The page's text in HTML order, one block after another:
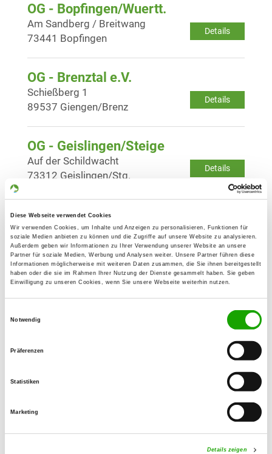
Diese Webseite verwendet Cookies
Wir verwenden Cookies, um Inhalte und Anzeigen zu personalisieren, Funktionen für
soziale Medien anbieten zu können und die Zugriffe auf unsere Website zu analysieren.
Außerdem geben wir Informationen zu Ihrer Verwendung unserer Website an unsere
Partner für soziale Medien, Werbung und Analysen weiter. Unsere Partner führen diese
Informationen möglicherweise mit weiteren Daten zusammen, die Sie ihnen bereitgestellt
haben oder die sie im Rahmen Ihrer Nutzung der Dienste gesammelt haben. Sie geben
Einwilligung zu unseren Cookies, wenn Sie unsere Webseite weiterhin nutzen.
Notwendig
Präferenzen
Statistiken
Marketing
Details zeigen
OG - Bopfingen/Wuertt.
Details
Am Sandberg / Breitwang
73441 Bopfingen
OG - Brenztal e.V.
Details
Schießberg 1
89537 Giengen/Brenz
OG - Geislingen/Steige
Details
Auf der Schildwacht
73312 Geislingen/Stg.
OG - Heidenheim/Brenz e.V.
Details
In der Täsch 10
89520 Heidenheim
OG - Herbrechtingen 73
Unter der Lehmgrube 1
OG - Lauchheim e.V.
Details
73466 Lauchheim
OG - Schwäbisch-Gmünd e.V.
Lange Gasse